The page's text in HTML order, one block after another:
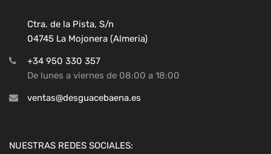
Ctra. de la Pista, S/n
04745 La Mojonera (Almeria)
+34 950 330 357
De lunes a viernes de 08:00 a 18:00
ventas@desguacebaena.es
NUESTRAS REDES SOCIALES: